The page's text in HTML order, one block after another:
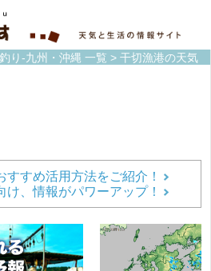
り-九州・沖縄 一覧 > 干切漁港の天気
すすめ活用方法をご紹介！
け、情報がパワーアップ！